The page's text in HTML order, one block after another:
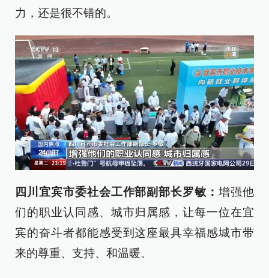
力，还是很不错的。
四川宜宾市委社会工作部副部长罗敏：增强他
们的职业认同感、城市归属感，让每一位在宜
宾的奋斗者都能感受到这座最具幸福感城市带
来的尊重、支持、和温暖。